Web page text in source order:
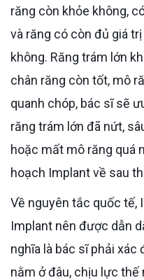
răng còn khỏe không,
và răng có còn đủ giá
không. Răng trám lớn
chân răng còn tốt, mô
quanh chóp, bác sĩ sẽ
răng trám lớn đã nứt,
hoặc mất mô răng quá
hoạch Implant về sau
Về nguyên tắc quốc tế, ITI nhấn mạnh điều trị
Implant nên được dẫn
nghĩa là bác sĩ phải
nằm ở đâu, chịu lực thế